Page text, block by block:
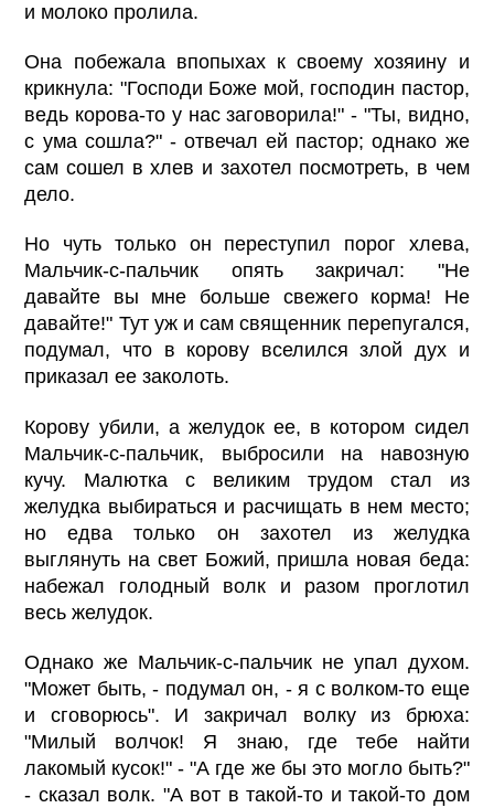
и молоко пролила.
Она побежала впопыхах к своему хозяину и
крикнула: "Господи Боже мой, господин пастор,
ведь корова-то у нас заговорила!" - "Ты, видно,
с ума сошла?" - отвечал ей пастор; однако же
сам сошел в хлев и захотел посмотреть, в чем
дело.
Но чуть только он переступил порог хлева,
Мальчик-с-пальчик опять закричал: "Не
давайте вы мне больше свежего корма! Не
давайте!" Тут уж и сам священник перепугался,
подумал, что в корову вселился злой дух и
приказал ее заколоть.
Корову убили, а желудок ее, в котором сидел
Мальчик-с-пальчик, выбросили на навозную
кучу. Малютка с великим трудом стал из
желудка выбираться и расчищать в нем место;
но едва только он захотел из желудка
выглянуть на свет Божий, пришла новая беда:
набежал голодный волк и разом проглотил
весь желудок.
Однако же Мальчик-с-пальчик не упал духом.
"Может быть, - подумал он, - я с волком-то еще
и сговорюсь". И закричал волку из брюха:
"Милый волчок! Я знаю, где тебе найти
лакомый кусок!" - "А где же бы это могло быть?"
- сказал волк. "А вот в такой-то и такой-то дом